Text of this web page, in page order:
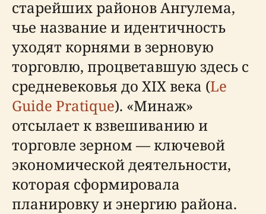
старейших районов Ангулема,
чье название и идентичность
уходят корнями в зерновую
торговлю, процветавшую здесь с
средневековья до XIX века (Le
Guide Pratique). «Минаж»
отсылает к взвешиванию и
торговле зерном — ключевой
экономической деятельности,
которая сформировала
планировку и энергию района.